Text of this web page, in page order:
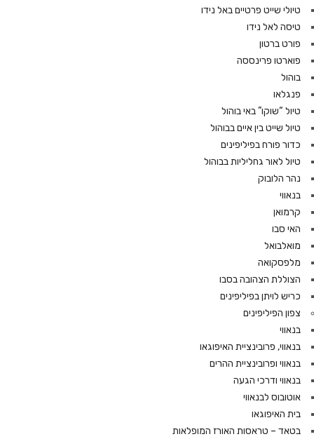
טיולי שייט פרטיים באל נידו
טיסה לאל נידו
פורט ברטון
פוארטו פרינססה
בוהול
פנגלאו
טיול “שוקו” באי בוהול
טיול שייט בין איים בבוהול
כדור פורח בפיליפינים
טיול לאור גחליליות בבוהול
נהר הלובוק
בנאווי
קרמואן
האי סבו
מואלבואל
מלפסקואה
הצוללת הצהובה בסבו
כריש לויתן בפיליפינים
צפון הפיליפינים
בנאווי
בנאווי, פרובינציית האיפוגאו
בנאווי ופרובינציית ההרים
בנאווי ודרכי הגעה
אוטובוס לבנאווי
בית האיפוגאו
בטאד – טראסות האורז המופלאות